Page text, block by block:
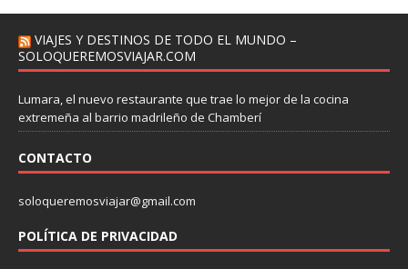
VIAJES Y DESTINOS DE TODO EL MUNDO –
SOLOQUEREMOSVIAJAR.COM
Lumara, el nuevo restaurante que trae lo mejor de la cocina
extremeña al barrio madrileño de Chamberí
CONTACTO
soloqueremosviajar@gmail.com
POLÍTICA DE PRIVACIDAD